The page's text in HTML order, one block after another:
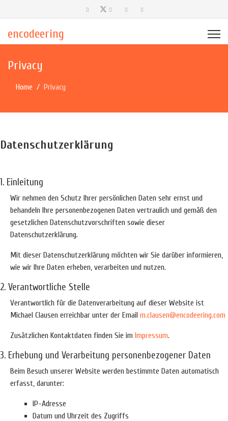
encodeering
Privacy
Home Privacy
Datenschutzerklärung
1. Einleitung
Wir nehmen den Schutz Ihrer persönlichen Daten sehr ernst und
behandeln Ihre personenbezogenen Daten vertraulich und gemäß den
gesetzlichen Datenschutzvorschriften sowie dieser
Datenschutzerklärung.
Mit dieser Datenschutzerklärung möchten wir Sie darüber informieren,
wie wir Ihre Daten erheben, verarbeiten und nutzen.
2. Verantwortliche Stelle
Verantwortlich für die Datenverarbeitung auf dieser Website ist
Michael Clausen erreichbar unter der Email m.clausen@encodeering.com
Zusätzlichen Kontaktdaten finden Sie im Impressum.
3. Erhebung und Verarbeitung personenbezogener Daten
Beim Besuch unserer Website werden bestimmte Daten automatisch
erfasst, darunter:
IP-Adresse
Datum und Uhrzeit des Zugriffs